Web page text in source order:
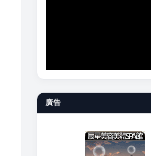
廣告